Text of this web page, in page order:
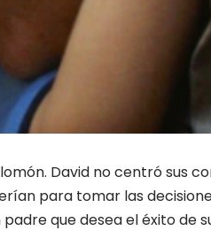
David no centró sus
para tomar las
que desea el éxito de